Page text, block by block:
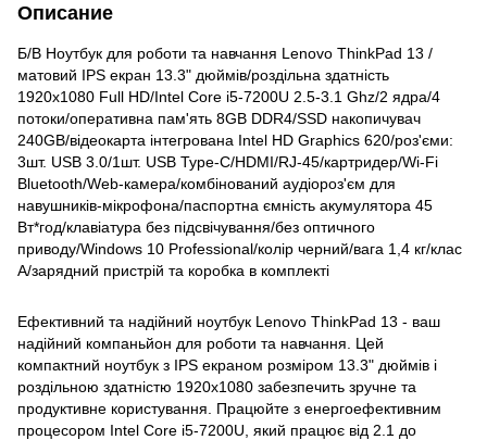
Описание
Б/В Ноутбук для роботи та навчання Lenovo ThinkPad 13 /
матовий IPS екран 13.3" дюймів/роздільна здатність
1920x1080 Full HD/Intel Core i5-7200U 2.5-3.1 Ghz/2 ядра/4
потоки/оперативна пам'ять 8GB DDR4/SSD накопичувач
240GB/відеокарта інтегрована Intel HD Graphics 620/роз'єми:
3шт. USB 3.0/1шт. USB Type-C/HDMI/RJ-45/картридер/Wi-Fi
Bluetooth/Web-камера/комбінований аудіороз'єм для
навушників-мікрофона/паспортна ємність акумулятора 45
Вт*год/клавіатура без підсвічування/без оптичного
приводу/Windows 10 Professional/колір черний/вага 1,4 кг/клас
A/зарядний пристрій та коробка в комплекті
Ефективний та надійний ноутбук Lenovo ThinkPad 13 - ваш
надійний компаньйон для роботи та навчання. Цей
компактний ноутбук з IPS екраном розміром 13.3" дюймів і
роздільною здатністю 1920х1080 забезпечить зручне та
продуктивне користування. Працюйте з енергоефективним
процесором Intel Core i5-7200U, який працює від 2.1 до